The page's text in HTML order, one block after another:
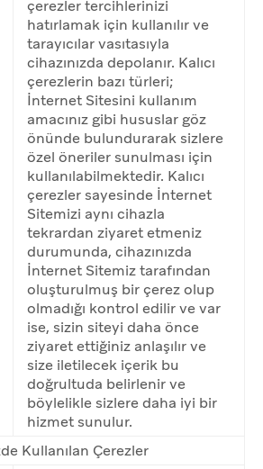
çerezler tercihlerinizi
hatırlamak için kullanılır ve
tarayıcılar vasıtasıyla
cihazınızda depolanır. Kalıcı
çerezlerin bazı türleri;
İnternet Sitesini kullanım
amacınız gibi hususlar göz
önünde bulundurarak sizlere
özel öneriler sunulması için
kullanılabilmektedir. Kalıcı
çerezler sayesinde İnternet
Sitemizi aynı cihazla
tekrardan ziyaret etmeniz
durumunda, cihazınızda
İnternet Sitemiz tarafından
oluşturulmuş bir çerez olup
olmadığı kontrol edilir ve var
ise, sizin siteyi daha önce
ziyaret ettiğiniz anlaşılır ve
size iletilecek içerik bu
doğrultuda belirlenir ve
böylelikle sizlere daha iyi bir
hizmet sunulur.
Kullanılan Çerezler